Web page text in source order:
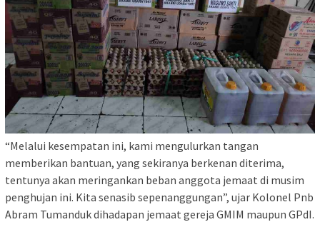
“Melalui kesempatan ini, kami mengulurkan tangan
memberikan bantuan, yang sekiranya berkenan diterima,
tentunya akan meringankan beban anggota jemaat di musim
penghujan ini. Kita senasib sepenanggungan”, ujar Kolonel Pnb
Abram Tumanduk dihadapan jemaat gereja GMIM maupun GPdI.